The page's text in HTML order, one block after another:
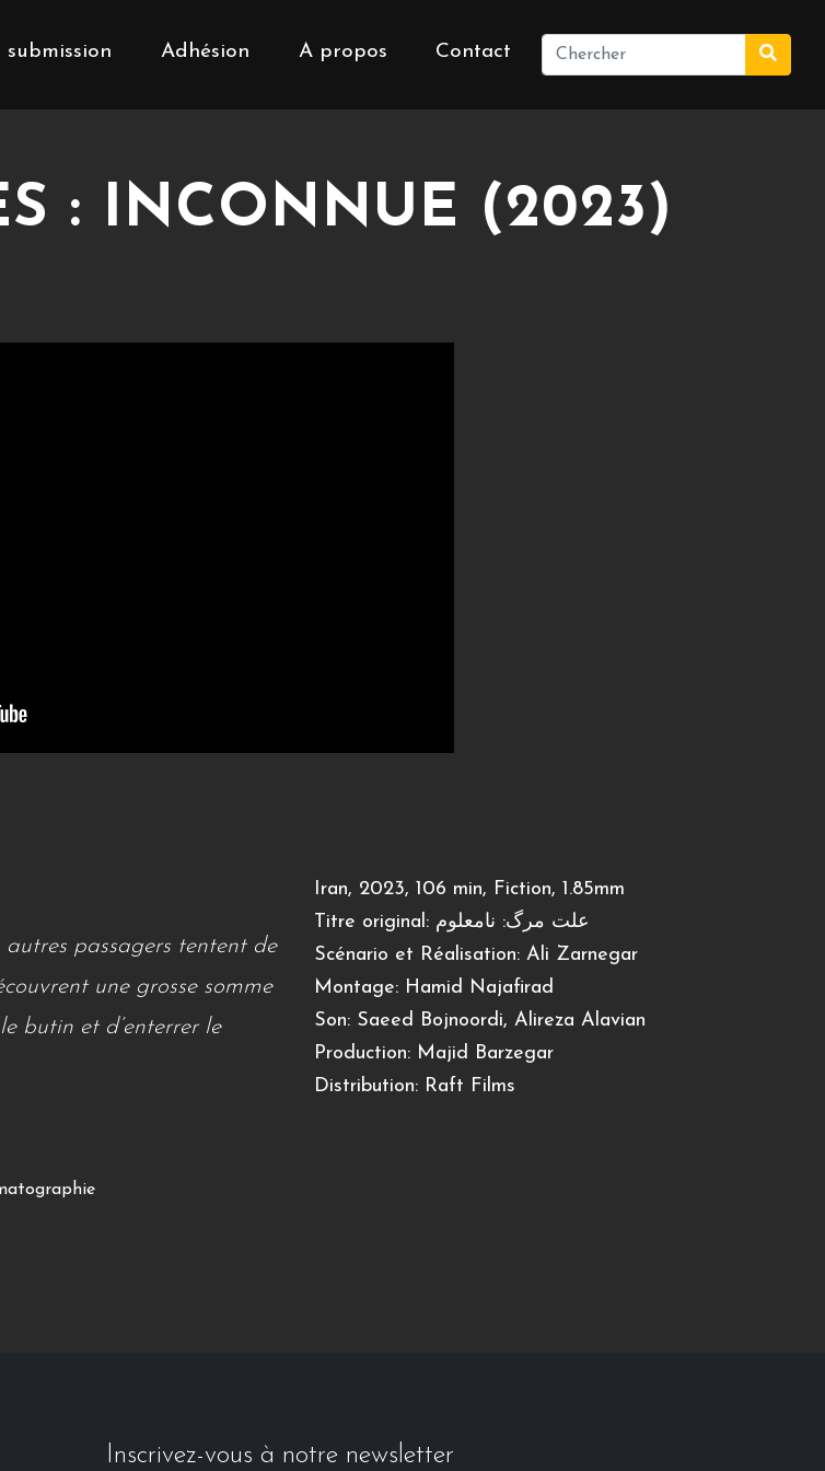
submission Adhésion A propos Contact
: INCONNUE (2023)
passagers tentent de
une grosse somme
butin et d’enterrer le
Iran, 2023, 106 min, Fiction, 1.85mm
Titre original: علت مرگ: نامعلوم
Scénario et Réalisation: Ali Zarnegar
Montage: Hamid Najafirad
Son: Saeed Bojnoordi, Alireza Alavian
Production: Majid Barzegar
Distribution: Raft Films
Inscrivez-vous à notre newsletter